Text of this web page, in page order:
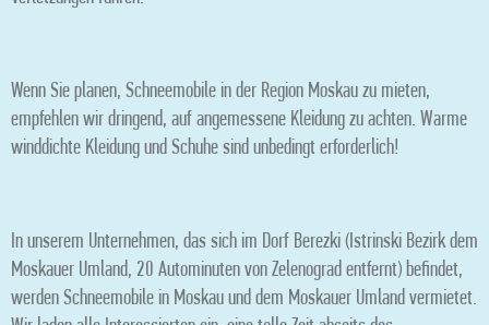
Wenn Sie planen, Schneemobile in der Region Moskau zu mieten,
empfehlen wir dringend, auf angemessene Kleidung zu achten. Warme
winddichte Kleidung und Schuhe sind unbedingt erforderlich!
In unserem Unternehmen, das sich im Dorf Berezki (Istrinski Bezirk dem
Moskauer Umland, 20 Autominuten von Zelenograd entfernt) befindet,
werden Schneemobile in Moskau und dem Moskauer Umland vermietet.